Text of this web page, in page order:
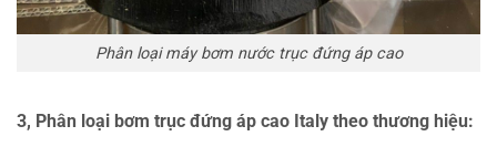
Phân loại máy bơm nước trục đứng áp cao
3, Phân loại bơm trục đứng áp cao Italy theo thương hiệu: